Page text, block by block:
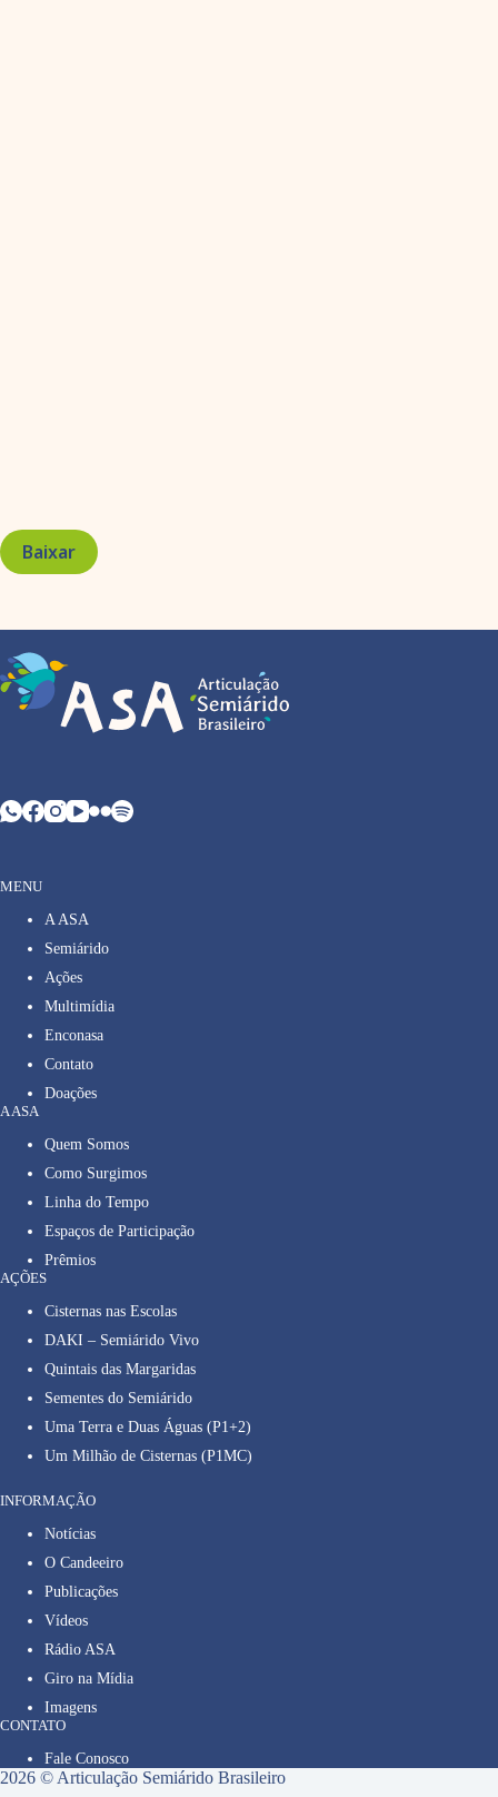
Baixar
MENU
A ASA
Semiárido
Ações
Multimídia
Enconasa
Contato
Doações
A ASA
Quem Somos
Como Surgimos
Linha do Tempo
Espaços de Participação
Prêmios
AÇÕES
Cisternas nas Escolas
DAKI – Semiárido Vivo
Quintais das Margaridas
Sementes do Semiárido
Uma Terra e Duas Águas (P1+2)
Um Milhão de Cisternas (P1MC)
INFORMAÇÃO
Notícias
O Candeeiro
Publicações
Vídeos
Rádio ASA
Giro na Mídia
Imagens
CONTATO
Fale Conosco
2026 © Articulação Semiárido Brasileiro